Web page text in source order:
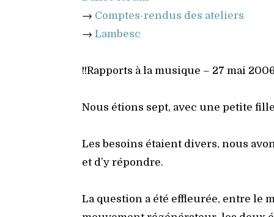
→ Comptes-ren­dus des ate­liers
→ Lam­besc
!!Rap­ports à la musique – 27 mai 2006
Nous étions sept, avec une petite
Les besoins étaient divers, nous
et d’y répondre.
La ques­tion a été effleu­rée, entre le